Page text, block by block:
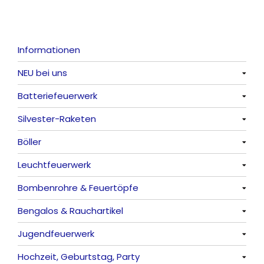
Informationen
NEU bei uns
Alle anzeigen
Batteriefeuerwerk
Alle anzeigen
Silvester-Raketen
Alle anzeigen
Böller
Alle anzeigen
China-Böller
Knaller / Kanonenschläge
Reibkopfknaller
Frösche, Pfeiffer
Leuchtfeuerwerk
Alle anzeigen
Vulkane
Fontänen
Sonnen
Bombenrohre & Feuertöpfe
Alle anzeigen
Mit Rumms
Bezaubernde Effekte
Bengalos & Rauchartikel
Alle anzeigen
Bengalos
Jugendfeuerwerk
Alle anzeigen
Hochzeit, Geburtstag, Party